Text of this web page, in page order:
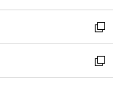
開
く
ウ
で
開
く
ン
ド
ウ
で
開
ウ
ィ
ン
ド
ウ
し
い
ウ
ィ
ン
新
し
い
ウ
新
し